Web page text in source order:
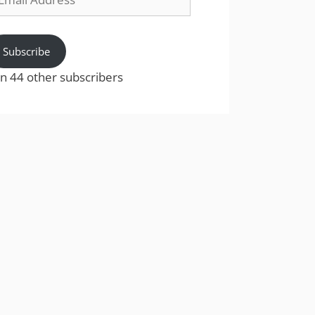
Subscribe
44 other subscribers